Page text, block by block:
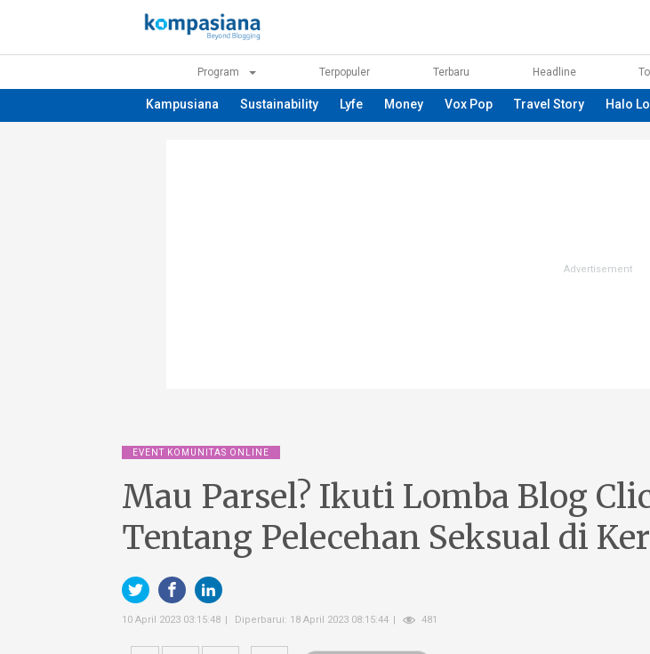
Program Terpopuler Terbaru Headline
Kampusiana Sustainability Lyfe Money Vox Pop Travel Story Halo
EVENT KOMUNITAS ONLINE
Mau Parsel? Ikuti Lomba Blog
Tentang Pelecehan Seksual di
10 April 2023 03:15:48 Diperbarui: 18 April 2023 08:15:44 481